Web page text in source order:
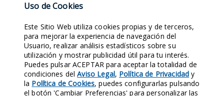
ASOCIACIÓN FOTOS DE TRADICIONES SUSCRÍBETE TUNEL DEL TIEMPO
EVENTOS TIENDA ONLINE ARCHIVOS LEYENDAS OBJETIVOS
HAZTE SOCIO
Uso de Cookies
Este Sitio Web utiliza cookies propias y de terceros,
para mejorar la experiencia de navegación del
Usuario, realizar análisis estadísticos sobre su
utilización y mostrar publicidad útil para tu interés.
Puedes pulsar ACEPTAR para aceptar la totalidad de
condiciones delAviso Legal, Política de Privacidad y
la Política de Cookies, puedes configurarlas pulsando
el botón 'Cambiar Preferencias' para personalizar las